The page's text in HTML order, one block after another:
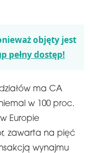
objęty jest
pełny dostęp!
ma CA
w 100 proc.
Europie
zawarta na pięć
wynajmu